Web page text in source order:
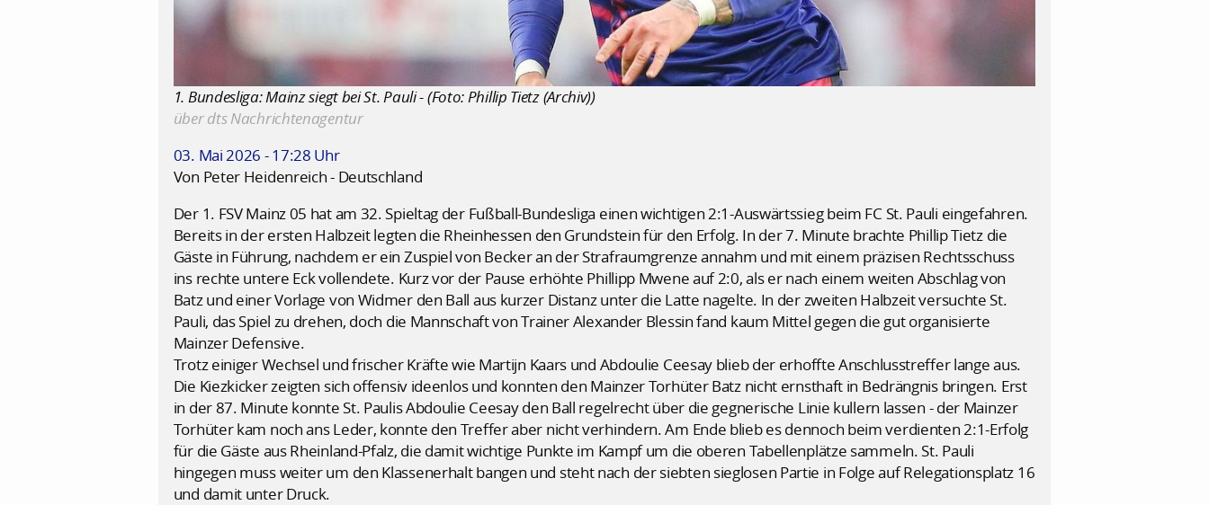
1. Bundesliga: Mainz siegt bei St. Pauli - (Foto: Phillip Tietz (Archiv))
über dts Nachrichtenagentur
03. Mai 2026 - 17:28 Uhr
Von Peter Heidenreich - Deutschland
Der 1. FSV Mainz 05 hat am 32. Spieltag der Fußball-Bundesliga einen wichtigen 2:1-Auswärtssieg beim FC St. Pauli eingefahren.
Bereits in der ersten Halbzeit legten die Rheinhessen den Grundstein für den Erfolg. In der 7. Minute brachte Phillip Tietz die
Gäste in Führung, nachdem er ein Zuspiel von Becker an der Strafraumgrenze annahm und mit einem präzisen Rechtsschuss
ins rechte untere Eck vollendete. Kurz vor der Pause erhöhte Phillipp Mwene auf 2:0, als er nach einem weiten Abschlag von
Batz und einer Vorlage von Widmer den Ball aus kurzer Distanz unter die Latte nagelte. In der zweiten Halbzeit versuchte St.
Pauli, das Spiel zu drehen, doch die Mannschaft von Trainer Alexander Blessin fand kaum Mittel gegen die gut organisierte
Mainzer Defensive.
Trotz einiger Wechsel und frischer Kräfte wie Martijn Kaars und Abdoulie Ceesay blieb der erhoffte Anschlusstreffer lange aus.
Die Kiezkicker zeigten sich offensiv ideenlos und konnten den Mainzer Torhüter Batz nicht ernsthaft in Bedrängnis bringen. Erst
in der 87. Minute konnte St. Paulis Abdoulie Ceesay den Ball regelrecht über die gegnerische Linie kullern lassen - der Mainzer
Torhüter kam noch ans Leder, konnte den Treffer aber nicht verhindern. Am Ende blieb es dennoch beim verdienten 2:1-Erfolg
für die Gäste aus Rheinland-Pfalz, die damit wichtige Punkte im Kampf um die oberen Tabellenplätze sammeln. St. Pauli
hingegen muss weiter um den Klassenerhalt bangen und steht nach der siebten sieglosen Partie in Folge auf Relegationsplatz 16
und damit unter Druck.